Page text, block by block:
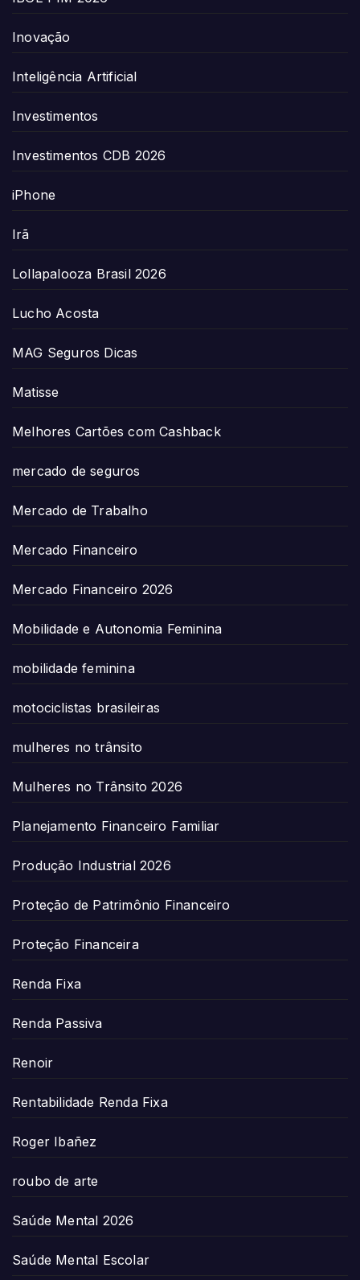
Inovação
Inteligência Artificial
Investimentos
Investimentos CDB 2026
iPhone
Irã
Lollapalooza Brasil 2026
Lucho Acosta
MAG Seguros Dicas
Matisse
Melhores Cartões com Cashback
mercado de seguros
Mercado de Trabalho
Mercado Financeiro
Mercado Financeiro 2026
Mobilidade e Autonomia Feminina
mobilidade feminina
motociclistas brasileiras
mulheres no trânsito
Mulheres no Trânsito 2026
Planejamento Financeiro Familiar
Produção Industrial 2026
Proteção de Patrimônio Financeiro
Proteção Financeira
Renda Fixa
Renda Passiva
Renoir
Rentabilidade Renda Fixa
Roger Ibañez
roubo de arte
Saúde Mental 2026
Saúde Mental Escolar